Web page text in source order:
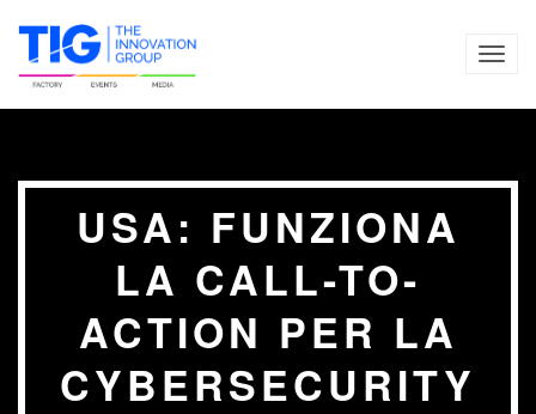
USA: FUNZIONA
LA CALL-TO-
ACTION PER LA
CYBERSECURITY